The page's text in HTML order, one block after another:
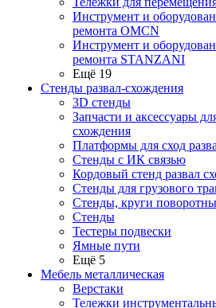
Инструмент и
ремонта OMCN
Инструмент и
ремонта STANZANI
Ещё 19
Стенды развал-схождения
3D стенды
Запчасти и аксессуары
схождения
Платформы для сход
Стенды с ИК связью
Кордовый стенд развал
Стенды для грузового
Стенды, круги
Стенды
Тестеры подвески
Ямные пути
Ещё 5
Мебель металлическая
Верстаки
Тележки